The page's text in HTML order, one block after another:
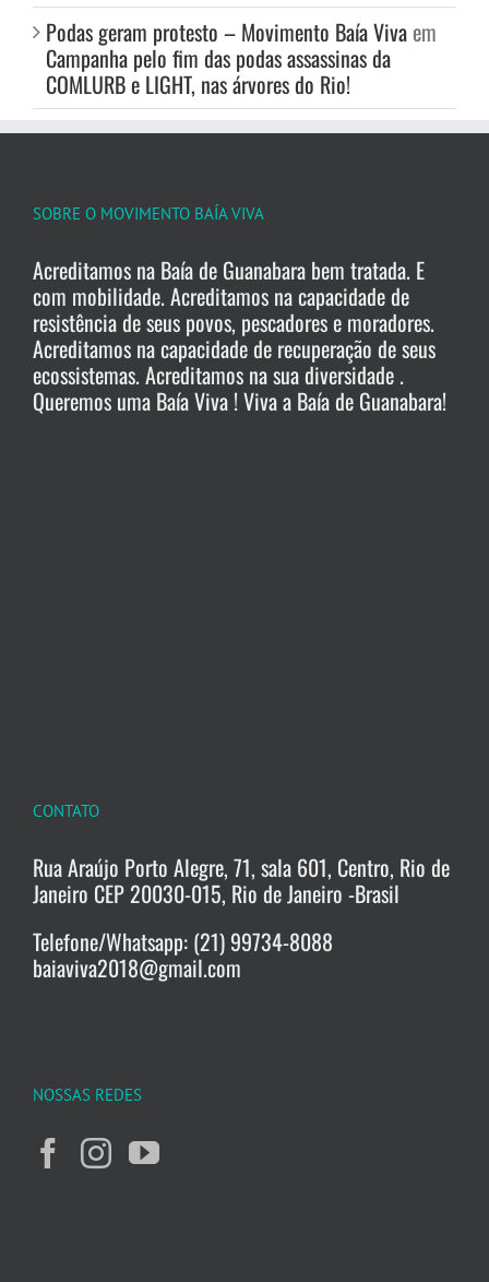
Podas geram protesto – Movimento Baía Viva em
Campanha pelo fim das podas assassinas da
COMLURB e LIGHT, nas árvores do Rio!
SOBRE O MOVIMENTO BAÍA VIVA
Acreditamos na Baía de Guanabara bem tratada. E
com mobilidade. Acreditamos na capacidade de
resistência de seus povos, pescadores e moradores.
Acreditamos na capacidade de recuperação de seus
ecossistemas. Acreditamos na sua diversidade .
Queremos uma Baía Viva ! Viva a Baía de Guanabara!
CONTATO
Rua Araújo Porto Alegre, 71, sala 601, Centro, Rio de
Janeiro CEP 20030-015, Rio de Janeiro -Brasil
Telefone/Whatsapp: (21) 99734-8088
baiaviva2018@gmail.com
NOSSAS REDES